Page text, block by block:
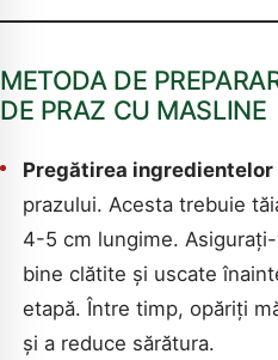
METODA DE
DE PRAZ CU MASLINE
Pregătirea ingredientelor
prazului. Acesta trebuie
4-5 cm lungime.
bine clătite și uscate
etapă. Între timp, opăriți
și a reduce sărătura.